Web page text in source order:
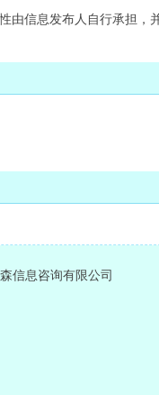
信息发布人自行承担，
信息咨询有限公司